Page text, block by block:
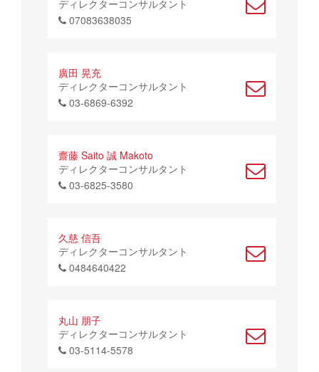
ディレクターコンサルタント
07083638035
廣田 晃充
ディレクターコンサルタント
03-6869-6392
齋藤 Saito 誠 Makoto
ディレクターコンサルタント
03-6825-3580
久慈 信吾
ディレクターコンサルタント
0484640422
丸山 朋子
ディレクターコンサルタント
03-5114-5578